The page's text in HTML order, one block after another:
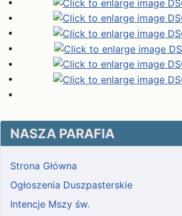
NASZA PARAFIA
Strona Główna
Ogłoszenia Duszpasterskie
Intencje Mszy św.